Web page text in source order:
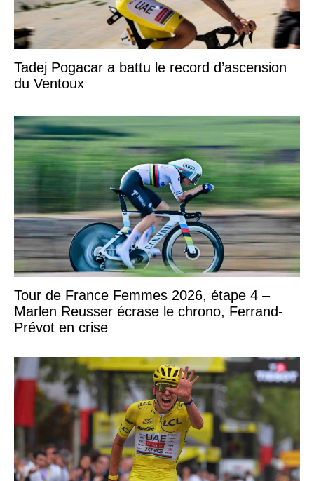
Tadej Pogacar a battu le record d’ascension
du Ventoux
Tour de France Femmes 2026, étape 4 –
Marlen Reusser écrase le chrono, Ferrand-
Prévot en crise